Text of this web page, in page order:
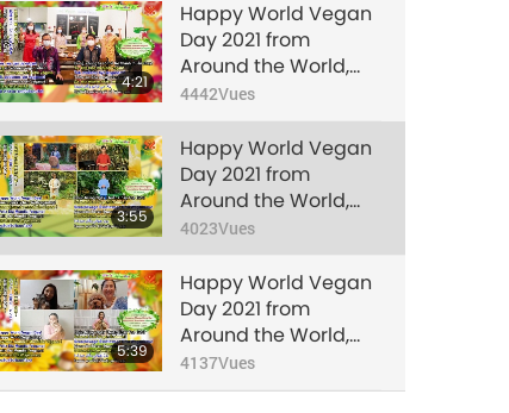
4:21
Happy World Vegan
Day 2021 from
Around the World,
Part 1 of 3
4442Vues
3:55
Happy World Vegan
Day 2021 from
Around the World,
Part 2 of 3
4023Vues
5:39
Happy World Vegan
Day 2021 from
Around the World,
Part 3 of 3
4137Vues